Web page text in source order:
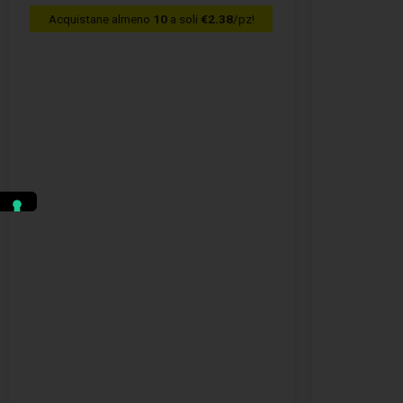
Acquistane almeno 10a soli €2.38/pz!